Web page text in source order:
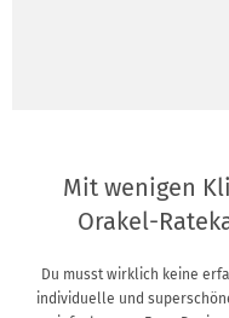
Mit wenigen
Orakel-
Du musst wirklich keine
individuelle und